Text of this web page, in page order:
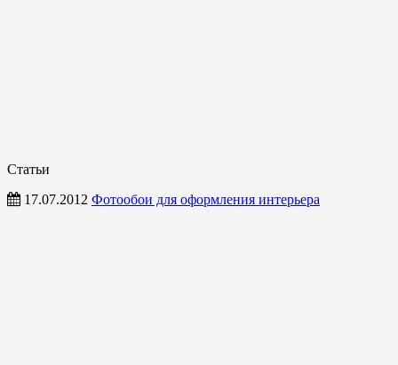
Статьи
17.07.2012 Фотообои для оформления интерьера